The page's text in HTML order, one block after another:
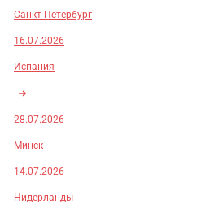
Санкт-Петербург
16.07.2026
Испания
➜
28.07.2026
Минск
14.07.2026
Нидерланды